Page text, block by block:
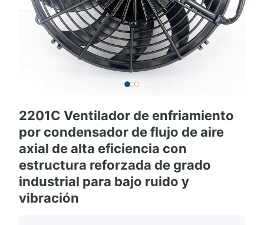
2201C Ventilador de enfriamiento
por condensador de flujo de aire
axial de alta eficiencia con
estructura reforzada de grado
industrial para bajo ruido y
vibración